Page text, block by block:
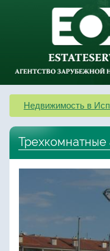
Недвижимость в